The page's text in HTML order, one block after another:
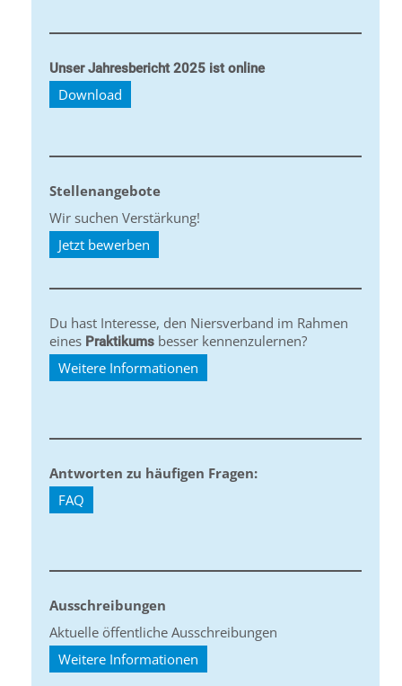
Unser Jahresbericht 2025 ist online
Download
Stellenangebote
Wir suchen Verstärkung!
Jetzt bewerben
Du hast Interesse, den Niersverband im Rahmen
eines Praktikums besser kennenzulernen?
Weitere Informationen
Antworten zu häufigen Fragen:
FAQ
Ausschreibungen
Aktuelle öffentliche Ausschreibungen
Weitere Informationen